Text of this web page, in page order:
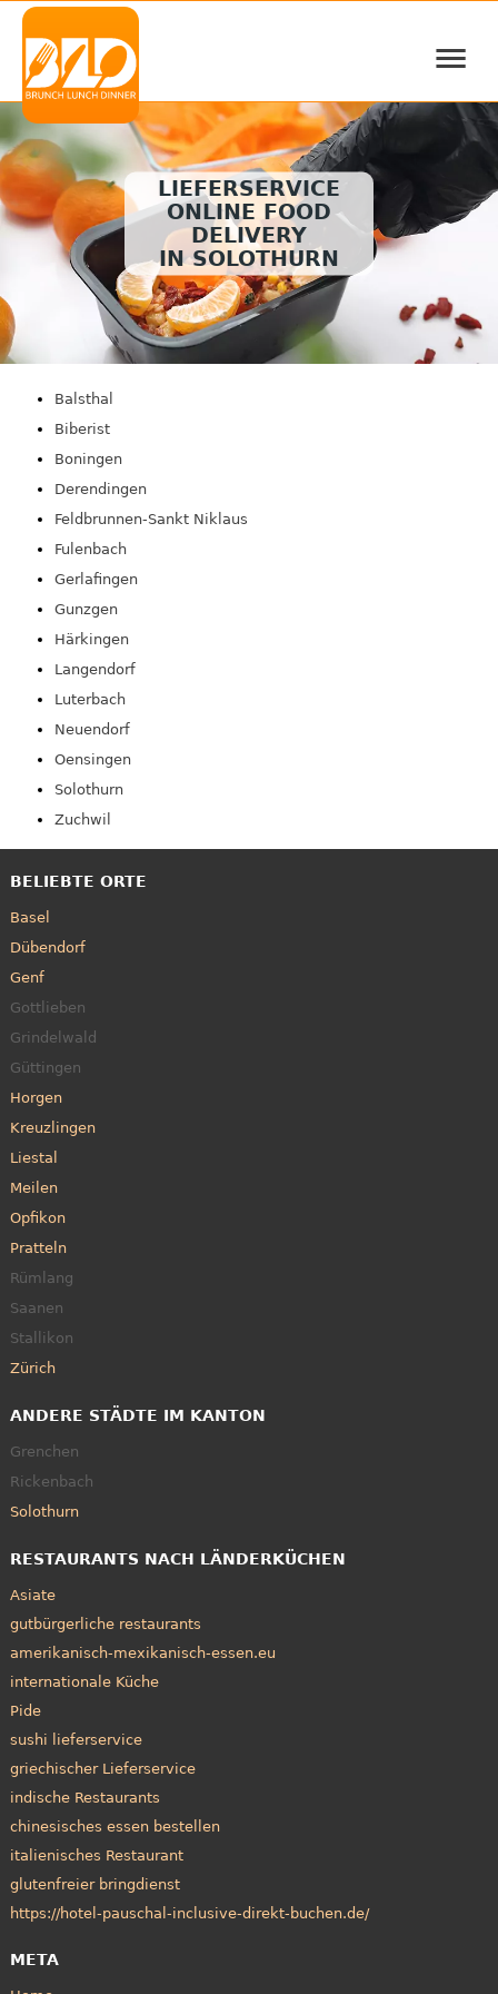
≡
LIEFERSERVICE
ONLINE FOOD
DELIVERY
IN SOLOTHURN
Balsthal
Biberist
Boningen
Derendingen
Feldbrunnen-Sankt Niklaus
Fulenbach
Gerlafingen
Gunzgen
Härkingen
Langendorf
Luterbach
Neuendorf
Oensingen
Solothurn
Zuchwil
BELIEBTE ORTE
Basel
Dübendorf
Genf
Gottlieben
Grindelwald
Güttingen
Horgen
Kreuzlingen
Liestal
Meilen
Opfikon
Pratteln
Rümlang
Saanen
Stallikon
Zürich
ANDERE STÄDTE IM KANTON
Grenchen
Rickenbach
Solothurn
RESTAURANTS NACH LÄNDERKÜCHEN
Asiate
gutbürgerliche restaurants
amerikanisch-mexikanisch-essen.eu
internationale Küche
Pide
sushi lieferservice
griechischer Lieferservice
indische Restaurants
chinesisches essen bestellen
italienisches Restaurant
glutenfreier bringdienst
https://hotel-pauschal-inclusive-direkt-buchen.de/
META